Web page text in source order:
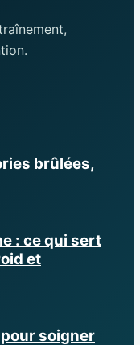
brûlées,
: ce qui sert
et
soigner